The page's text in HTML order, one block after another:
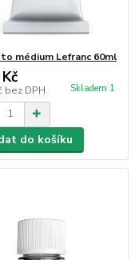
médium Lefranc 60ml
bez DPH Skladem 1
do košíku